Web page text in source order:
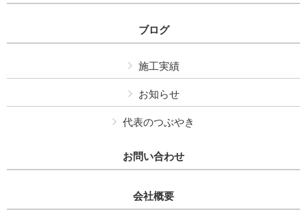
ブログ
施工実績
お知らせ
代表のつぶやき
お問い合わせ
会社概要